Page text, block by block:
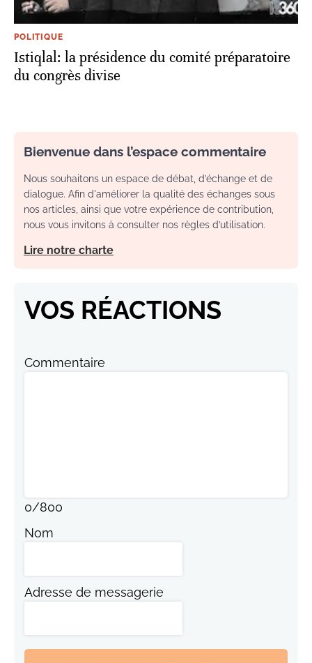
POLITIQUE
Istiqlal: la présidence du comité préparatoire
du congrès divise
Bienvenue dans l’espace commentaire
Nous souhaitons un espace de débat, d’échange et de
dialogue. Afin d'améliorer la qualité des échanges sous
nos articles, ainsi que votre expérience de contribution,
nous vous invitons à consulter nos règles d’utilisation.
Lire notre charte
VOS RÉACTIONS
Commentaire
0/800
Nom
Adresse de messagerie